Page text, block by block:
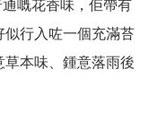
嘅花香味，佢帶有
似行入咗一個充滿苔
本味、鍾意落雨後